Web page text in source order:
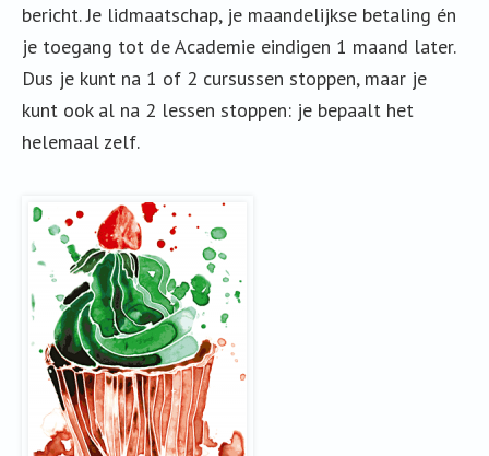
bericht. Je lidmaatschap, je maandelijkse betaling én
je toegang tot de Academie eindigen 1 maand later.
Dus je kunt na 1 of 2 cursussen stoppen, maar je
kunt ook al na 2 lessen stoppen: je bepaalt het
helemaal zelf.